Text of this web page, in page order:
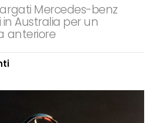
Mercedes-benz
Australia per un
anteriore